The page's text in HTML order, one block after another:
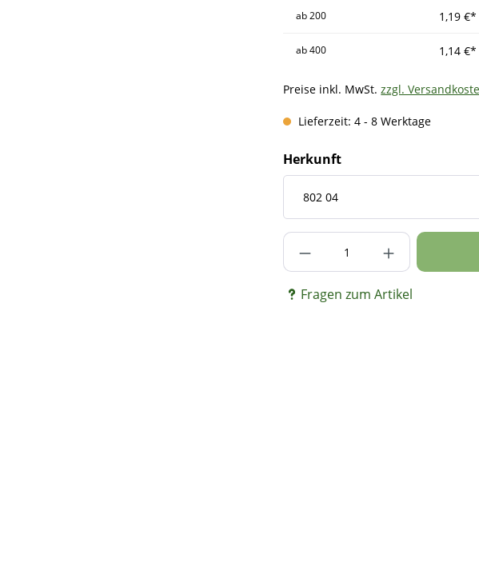
ab200 1,19 €*
ab400 1,14 €*
Preise inkl. MwSt.zzgl.
Lieferzeit: 4 - 8 Werktage
Herkunft
Produkt Anzahl: Gib
Fragen zum Artikel